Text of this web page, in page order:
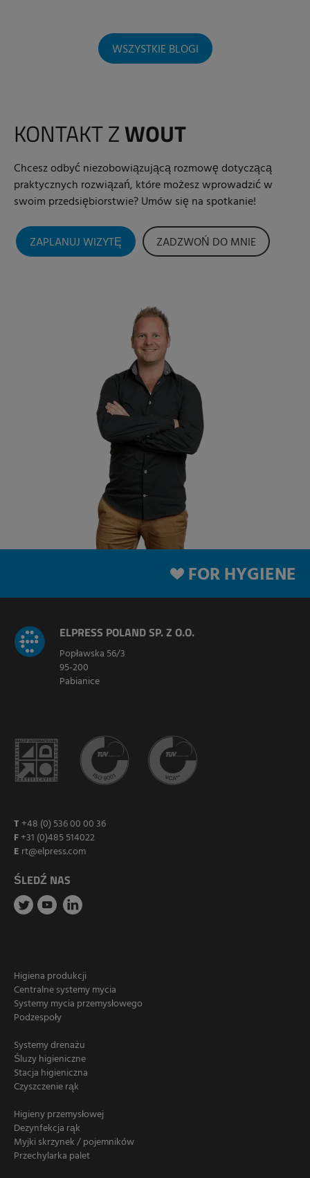
WSZYSTKIE BLOGI
KONTAKT ZWOUT
Chcesz odbyć niezobowiązującą rozmowę dotyczącą
praktycznych rozwiązań, które możesz wprowadzić w
swoim przedsiębiorstwie? Umów się na spotkanie!
ZAPLANUJ WIZYTĘ ZADZWOŃ DO MNIE
FOR HYGIENE
ELPRESS POLAND SP. Z O.O.
Popławska 56/3
95-200
Pabianice
T +48 (0) 536 00 00 36
F+31 (0)485 514022
E rt@elpress.com
ŚLEDŹ NAS
Higiena produkcji
Centralne systemy mycia
Systemy mycia przemysłowego
Podzespoły
Systemy drenażu
Śluzy higieniczne
Stacja higieniczna
Czyszczenie rąk
Higieny przemysłowej
Dezynfekcja rąk
Myjki skrzynek / pojemników
Przechylarka palet